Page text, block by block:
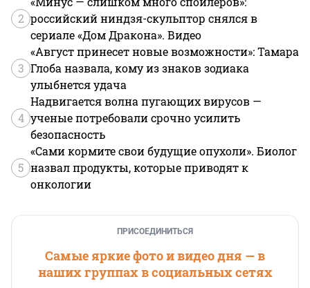
2 российский ниндзя-скульптор снялся в
сериале «Дом Дракона». Видео
3
«Август принесет новые возможности»: Тамара
Глоба назвала, кому из знаков зодиака
улыбнется удача
4
Надвигается волна пугающих вирусов —
ученые потребовали срочно усилить
безопасность
5
«Сами кормите свои будущие опухоли». Биолог
назвал продукты, которые приводят к
онкологии
ПРИСОЕДИНИТЬСЯ
Самые яркие фото и видео дня — в
наших группах в социальных сетях